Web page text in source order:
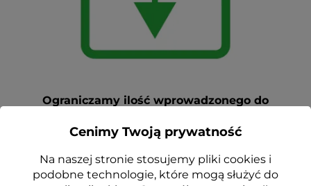
Ograniczamy ilość wprowadzonego do
lżejszych opakowań, wykonanych z mniejszej
unifikacji butelek (2 pojemności, 2 rodzaje
zamknięcia).
Cenimy Twoją prywatność
Na naszej stronie stosujemy pliki cookies i
podobne technologie, które mogą służyć do